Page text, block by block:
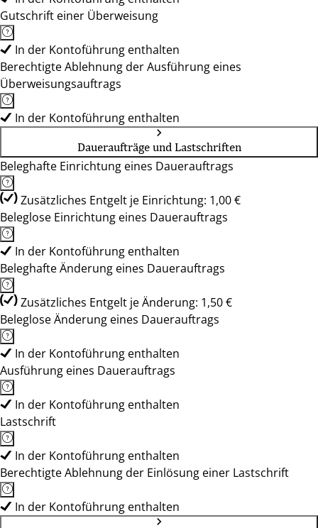
Gutschrift einer Überweisung
In der Kontoführung enthalten
Berechtigte Ablehnung der Ausführung eines
Überweisungsauftrags
In der Kontoführung enthalten
Daueraufträge und Lastschriften
Beleghafte Einrichtung eines Dauerauftrags
Zusätzliches Entgelt je Einrichtung: 1,00 €
Beleglose Einrichtung eines Dauerauftrags
In der Kontoführung enthalten
Beleghafte Änderung eines Dauerauftrags
Zusätzliches Entgelt je Änderung: 1,50 €
Beleglose Änderung eines Dauerauftrags
In der Kontoführung enthalten
Ausführung eines Dauerauftrags
In der Kontoführung enthalten
Lastschrift
In der Kontoführung enthalten
Berechtigte Ablehnung der Einlösung einer Lastschrift
In der Kontoführung enthalten